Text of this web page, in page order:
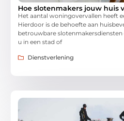
Hoe slotenmakers jouw huis
Het aantal woningovervallen heeft
Hierdoor is de behoefte aan
betrouwbare
u in een stad of
Dienstverlening